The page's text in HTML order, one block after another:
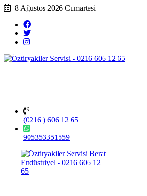
8 Ağustos 2026 Cumartesi
(0216 ) 606 12 65
905353351559